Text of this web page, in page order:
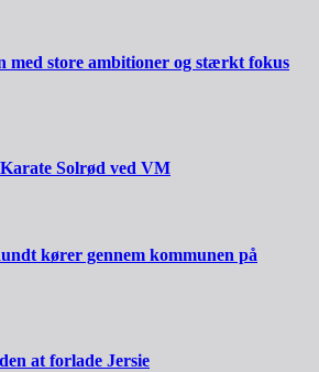
med store ambitioner og stærkt fokus
Solrød ved VM
kører gennem kommunen på
at forlade Jersie